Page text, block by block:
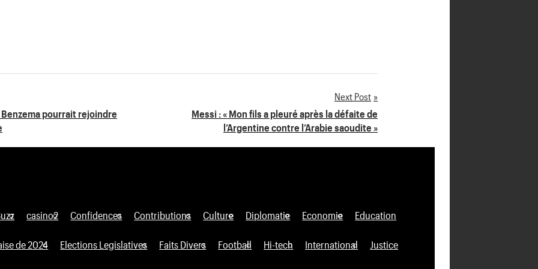
pourrait rejoindre
Next Post
Messi : « Mon fils a pleuré après la défaite de
l’Argentine contre l’Arabie saoudite »
casino2 Confidences Contributions Culture Diplomatie Economie Education
de 2024 Elections Legislatives Faits Divers Football Hi-tech International Justice